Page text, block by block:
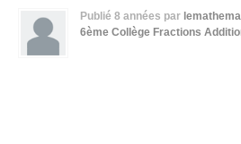
Publié 8 années par
6ème Collège Fractions